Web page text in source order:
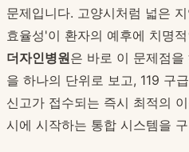
문제입니다. 고양시처럼 넓은
효율성'이 환자의 예후에 치명
더자인병원은 바로 이 문제점
을 하나의 단위로 보고, 119 구
신고가 접수되는 즉시 최적의
시에 시작하는 통합 시스템을